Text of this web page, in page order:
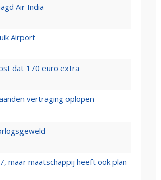
Air India
Airport
dat 170 euro extra
vertraging oplopen
maar maatschappij heeft ook plan